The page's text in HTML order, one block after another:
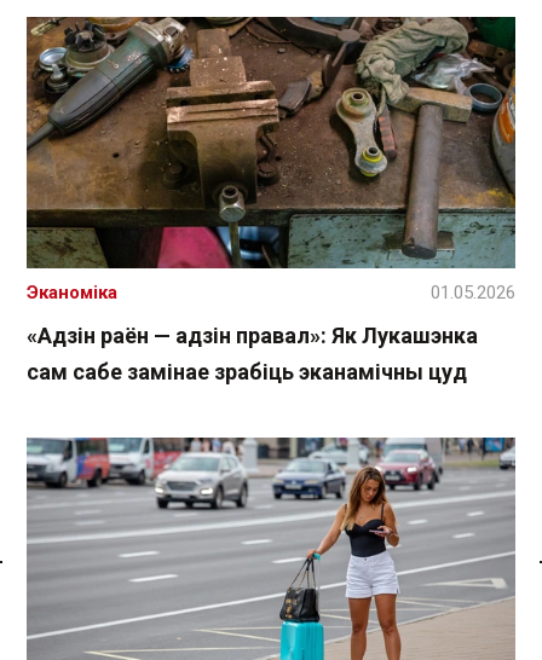
Спасылка без VPN
«Адзін раён — адзін правал»: Як Лукашэнка
сам сабе замінае зрабіць эканамічны цуд
Эканоміка 01.05.2026